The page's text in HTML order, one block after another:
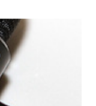
은 벙커링 색상과 이